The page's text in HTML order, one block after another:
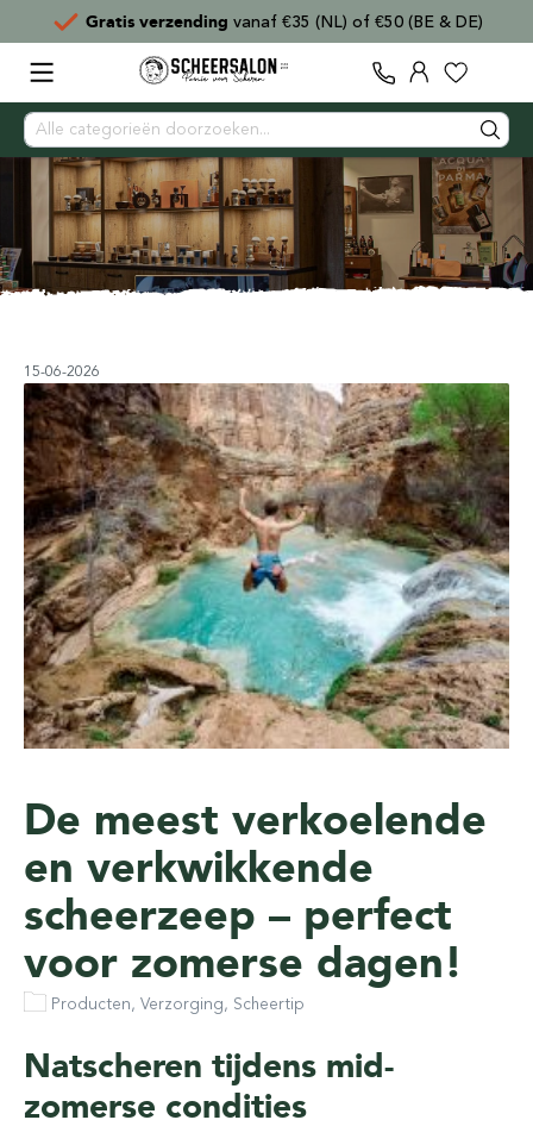
Gratis verzending vanaf €35 (NL) of €50 (BE & DE)
15-06-2026
De meest verkoelende
en verkwikkende
scheerzeep – perfect
voor zomerse dagen!
Producten, Verzorging, Scheertip
Natscheren tijdens mid-
zomerse condities